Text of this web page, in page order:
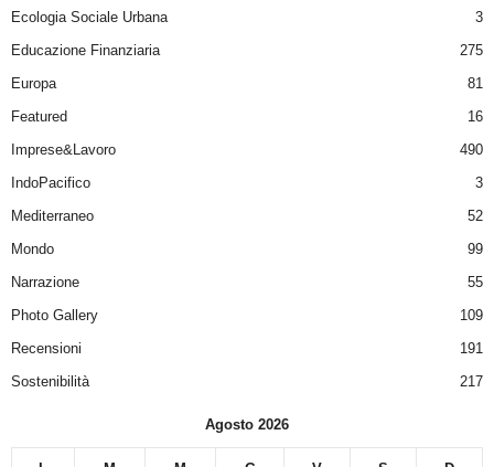
Ecologia Sociale Urbana
3
Educazione Finanziaria
275
Europa
81
Featured
16
Imprese&Lavoro
490
IndoPacifico
3
Mediterraneo
52
Mondo
99
Narrazione
55
Photo Gallery
109
Recensioni
191
Sostenibilità
217
Agosto 2026